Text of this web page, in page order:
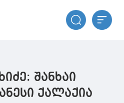
შანხაი
ქალაქია